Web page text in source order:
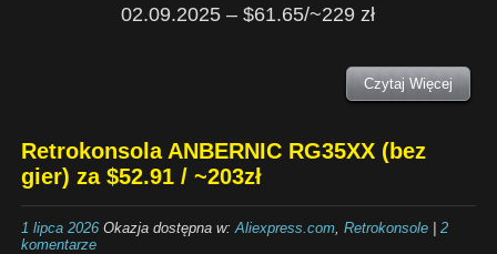
02.09.2025 – $61.65/~229 zł
Czytaj Więcej
Retrokonsola ANBERNIC RG35XX (bez
gier) za $52.91 / ~203zł
1 lipca 2026Okazja dostępna w: Aliexpress.com, Retrokonsole| 2
komentarze